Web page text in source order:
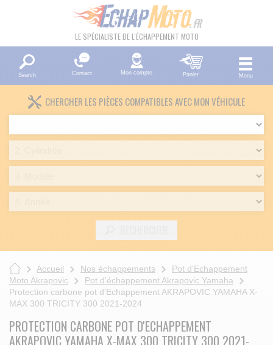
LE SPÉCIALISTE DE L'ÉCHAPPEMENT MOTO
Search Contact Mon compte Panier Menu
CHERCHER LES PIÈCES COMPATIBLES AVEC MON VÉHICULE
Accueil Nos échappements
Pot d'Echappement
Moto Akrapovic
Pot d'échappement Akrapovic Yamaha
Protection carbone pot d'Echappement AKRAPOVIC YAMAHA X-
MAX 300 TRICITY 300 2021-2024
PROTECTION CARBONE POT D'ECHAPPEMENT
AKRAPOVIC YAMAHA X-MAX 300 TRICITY 300 2021-